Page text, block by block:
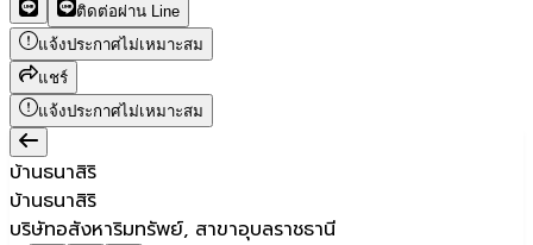
ติดต่อผ่าน Line
แจ้งประกาศไม่เหมาะสม
แชร์
แจ้งประกาศไม่เหมาะสม
บ้านธนาสิริ
บ้านธนาสิริ
บริษัทอสังหาริมทรัพย์, สาขาอุบลราชธานี